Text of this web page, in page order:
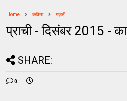
Home कविता ग़ज़लें
प्राची - दिसंबर 2015 -
SHARE:
0